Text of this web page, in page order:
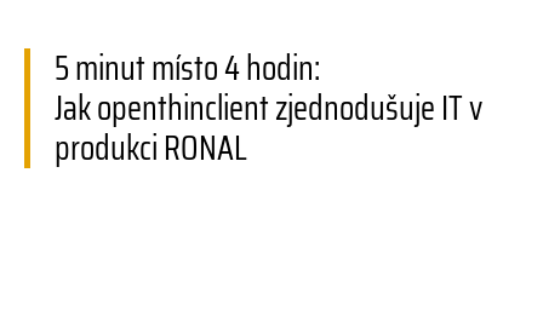
5 minut místo 4 hodin:
Jak openthinclient zjednodušuje IT v
produkci RONAL